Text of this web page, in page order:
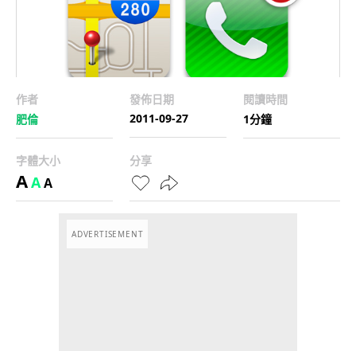
作者
肥倫
發佈日期
2011-09-27
閱讀時間
1分鐘
字體大小
AAA
分享
ADVERTISEMENT